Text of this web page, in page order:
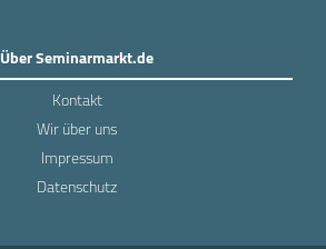
Über Seminarmarkt.de
Kontakt
Wir über uns
Impressum
Datenschutz